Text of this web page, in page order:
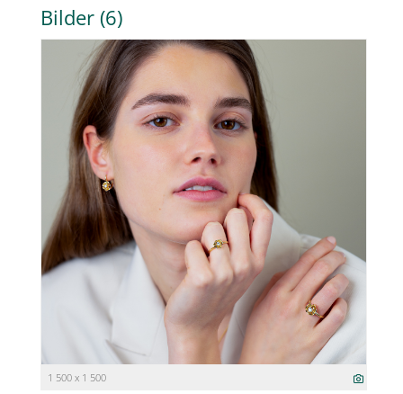
Bilder (6)
1 500 x 1 500